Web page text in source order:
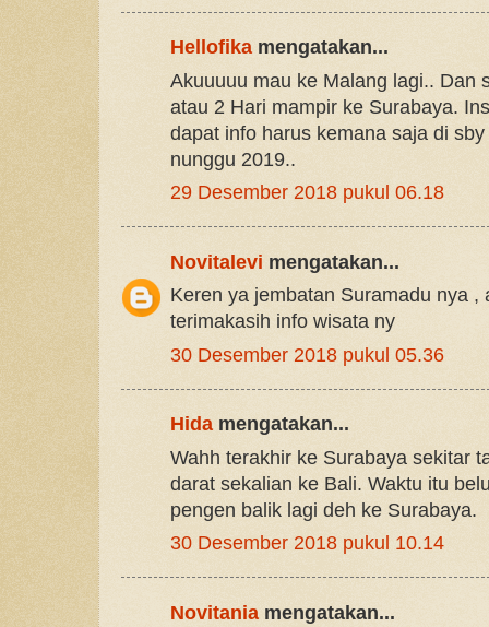
Hellofika mengatakan...
Akuuuuu mau ke Malang lagi.. Dan
atau 2 Hari mampir ke Surabaya.
dapat info harus kemana saja di
nunggu 2019..
29 Desember 2018 pukul 06.18
Novitalevi mengatakan...
Keren ya jembatan Suramadu nya ,
terimakasih info wisata ny
30 Desember 2018 pukul 05.36
Hidamengatakan...
Wahh terakhir ke Surabaya sekitar
darat sekalian ke Bali. Waktu itu
pengen balik lagi deh ke Surabaya.
30 Desember 2018 pukul 10.14
Novitaniamengatakan...